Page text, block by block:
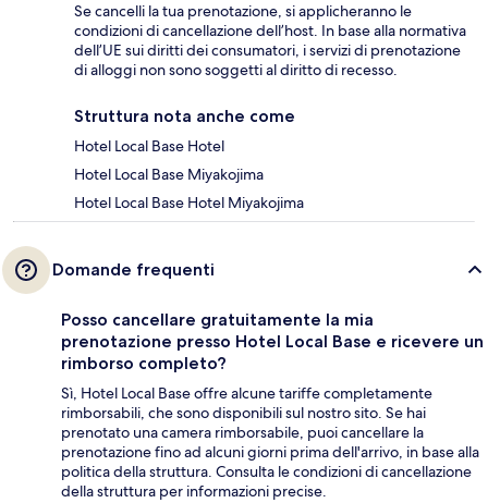
Se cancelli la tua prenotazione, si applicheranno le
condizioni di cancellazione dell’host. In base alla normativa
dell’UE sui diritti dei consumatori, i servizi di prenotazione
di alloggi non sono soggetti al diritto di recesso.
Struttura nota anche come
Hotel Local Base Hotel
Hotel Local Base Miyakojima
Hotel Local Base Hotel Miyakojima
Domande frequenti
Posso cancellare gratuitamente la mia
prenotazione presso Hotel Local Base e ricevere un
rimborso completo?
Sì, Hotel Local Base offre alcune tariffe completamente
rimborsabili, che sono disponibili sul nostro sito. Se hai
prenotato una camera rimborsabile, puoi cancellare la
prenotazione fino ad alcuni giorni prima dell'arrivo, in base alla
politica della struttura. Consulta le condizioni di cancellazione
della struttura per informazioni precise.